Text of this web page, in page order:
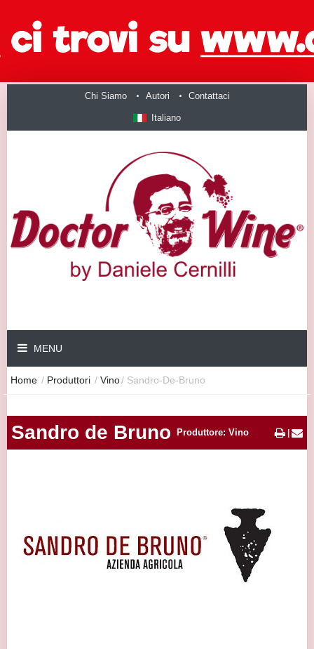
Chi Siamo Autori Contattaci
Italiano
MENU
Home / Produttori / Vino/ Sandro-De-Bruno
Sandro de Bruno Produttore: Vino |